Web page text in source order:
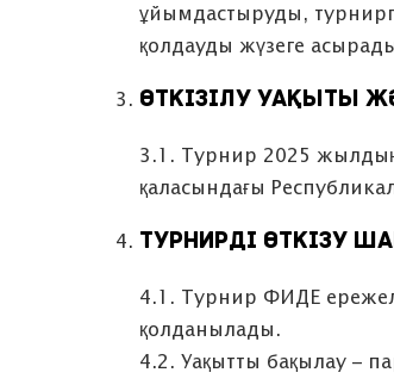
ұйымдастыруды,
қолдауды жүзеге
ӨТКІЗІЛУ УАҚЫТЫ
3.1. Турнир 2025 жылдың
қаласындағы
ТУРНИРДІ ӨТКІЗУ
4.1. Турнир ФИДЕ
қолданылады.
4.2. Уақытты бақылау –